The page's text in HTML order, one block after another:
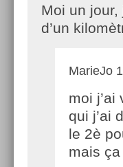
Moi un jour,
d’un
MarieJo
moi
qui j’ai
le 2è
mais